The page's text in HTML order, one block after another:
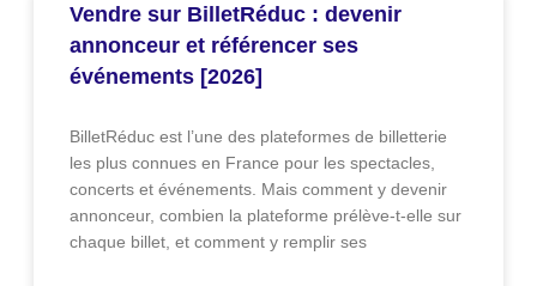
Vendre sur BilletRéduc : devenir
annonceur et référencer ses
événements [2026]
BilletRéduc est l’une des plateformes de billetterie
les plus connues en France pour les spectacles,
concerts et événements. Mais comment y devenir
annonceur, combien la plateforme prélève-t-elle sur
chaque billet, et comment y remplir ses